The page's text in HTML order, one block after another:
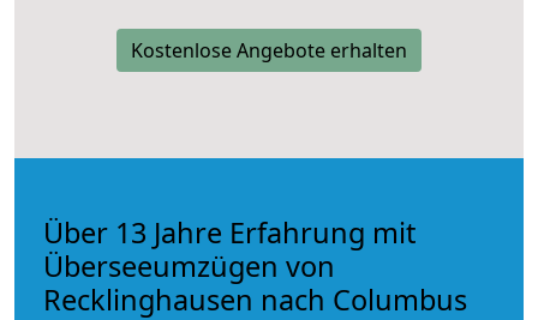
Kostenlose Angebote erhalten
Über 13 Jahre Erfahrung mit
Überseeumzügen von
Recklinghausen nach Columbus